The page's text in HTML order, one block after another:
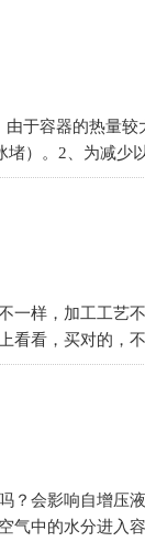
于容器的热量
）。2、为减少
样，加工工艺
看，买对的，
？会影响自增压
中的水分进入